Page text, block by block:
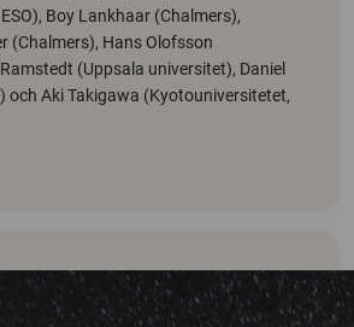
Boy Lankhaar (Chalmers),
(Chalmers), Hans Olofsson
(Uppsala universitet), Daniel
och Aki Takigawa (Kyotouniversitetet,